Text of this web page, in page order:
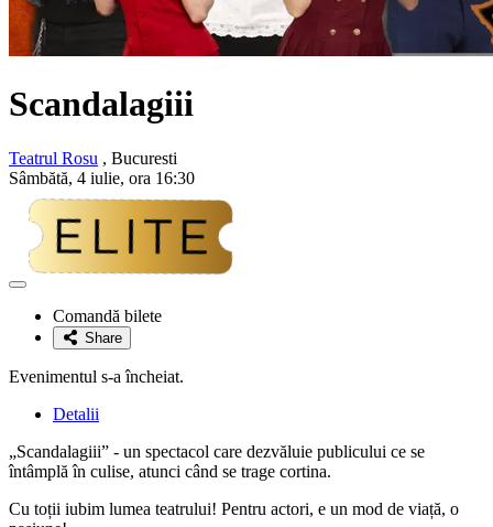
Scandalagiii
Teatrul Rosu , Bucuresti
Sâmbătă, 4 iulie, ora 16:30
Adaugă
favoriteComandă bilete
Share
Evenimentul s-a încheiat.
Detalii
„Scandalagiii” - un spectacol care dezvăluie publicului ce se
întâmplă în culise, atunci când se trage cortina.
Cu toții iubim lumea teatrului! Pentru actori, e un mod de viață, o